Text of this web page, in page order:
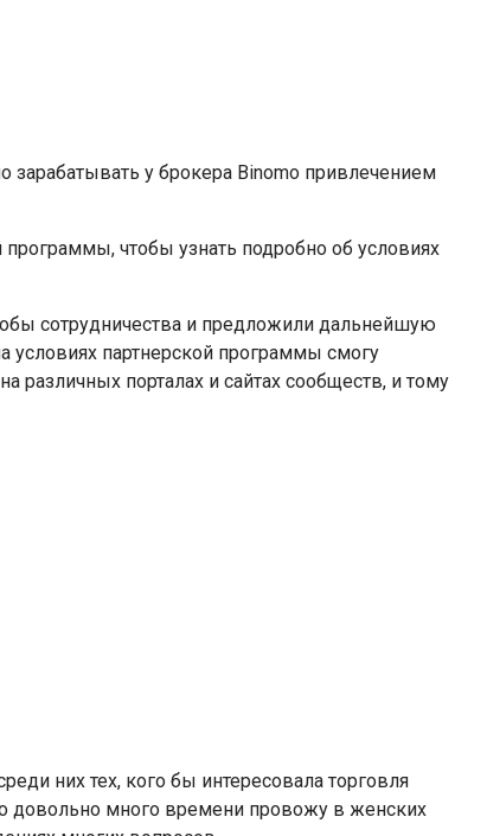
зарабатывать у брокера Binomo привлечением
чтобы узнать подробно об условиях
сотрудничества и предложили дальнейшую
условиях партнерской программы смогу
порталах и сайтах сообществ, и тому
них тех, кого бы интересовала торговля
довольно много времени провожу в женских